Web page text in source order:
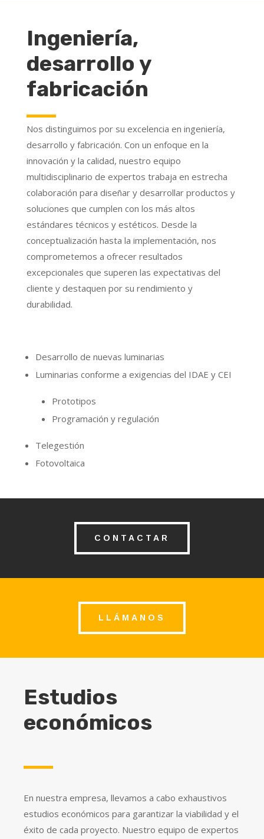
Ingeniería,
desarrollo y
fabricación
Nos distinguimos por su excelencia en ingeniería,
desarrollo y fabricación. Con un enfoque en la
innovación y la calidad, nuestro equipo
multidisciplinario de expertos trabaja en estrecha
colaboración para diseñar y desarrollar productos y
soluciones que cumplen con los más altos
estándares técnicos y estéticos. Desde la
conceptualización hasta la implementación, nos
comprometemos a ofrecer resultados
excepcionales que superen las expectativas del
cliente y destaquen por su rendimiento y
durabilidad.
Desarrollo de nuevas luminarias
Luminarias conforme a exigencias del IDAE y CEI
Prototipos
Programación y regulación
Telegestión
Fotovoltaica
CONTACTAR
LLÁMANOS
Estudios
económicos
En nuestra empresa, llevamos a cabo exhaustivos
estudios económicos para garantizar la viabilidad y el
éxito de cada proyecto. Nuestro equipo de expertos